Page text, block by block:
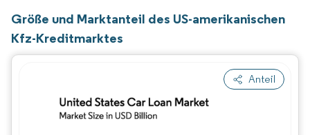
Größe und Marktanteil des US-amerikanischen
Kfz-Kreditmarktes
Anteil